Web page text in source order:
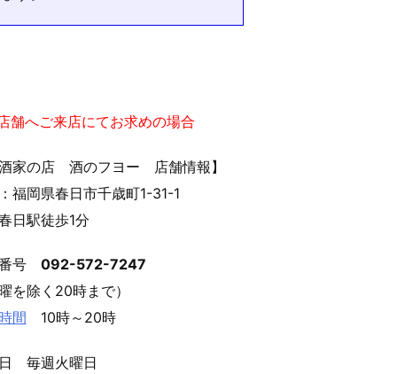
舗へご来店にてお求めの場合
酒家の店 酒のフヨー 店舗情報】
福岡県春日市千歳町1-31-1
日駅徒歩1分
号 092-572-7247
曜を除く20時まで）
間 10時～20時
毎週火曜日